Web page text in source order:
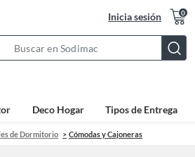
Inicia sesión 0
Bar
Deco Hogar Tipos de Entrega
de Dormitorio Cómodas y Cajoneras